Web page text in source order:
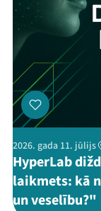
2026. gada 11. jūlijs
HyperLab
laikmets: kā
un veselību?"